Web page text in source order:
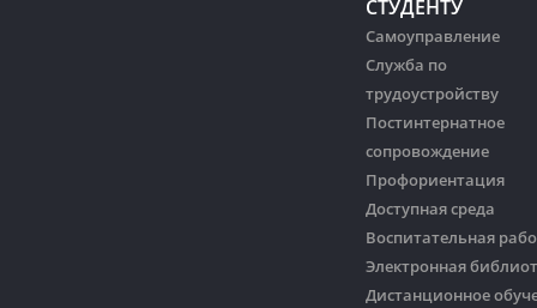
СТУДЕНТУ
Самоуправление
Служба по
трудоустройству
Постинтернатное
сопровождение
Профориентация
Доступная среда
Воспитательная
Электронная
Дистанционное